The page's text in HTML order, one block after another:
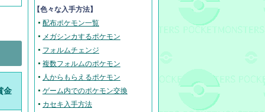
金
【色々な入手方法】
配布ポケモン一覧
メガシンカするポケモン
フォルムチェンジ
複数フォルムのポケモン
人からもらえるポケモン
ゲーム内でのポケモン交換
カセキ入手方法